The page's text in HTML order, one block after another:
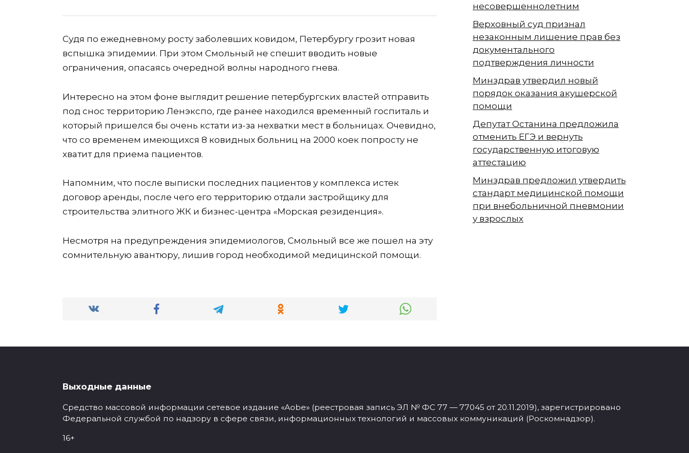
Судя по ежедневному росту заболевших ковидом, Петербургу грозит новая
вспышка эпидемии. При этом Смольный не спешит вводить новые
ограничения, опасаясь очередной волны народного гнева.
Интересно на этом фоне выглядит решение петербургских властей отправить
под снос территорию Ленэкспо, где ранее находился временный госпиталь и
который пришелся бы очень кстати из-за нехватки мест в больницах. Очевидно,
что со временем имеющихся 8 ковидных больниц на 2000 коек попросту не
хватит для приема пациентов.
Напомним, что после выписки последних пациентов у комплекса истек
договор аренды, после чего его территорию отдали застройщику для
строительства элитного ЖК и бизнес-центра «Морская резиденция».
Несмотря на предупреждения эпидемиологов, Смольный все же пошел на эту
сомнительную авантюру, лишив город необходимой медицинской помощи.
несовершеннолетним
Верховный суд признал
незаконным лишение прав без
документального
подтверждения личности
Минздрав утвердил новый
порядок оказания акушерской
помощи
Депутат Останина предложила
отменить ЕГЭ и вернуть
государственную итоговую
аттестацию
Минздрав предложил утвердить
стандарт медицинской помощи
при внебольничной пневмонии
у взрослых
Выходные данные
Средство массовой информации сетевое издание «Aobe» (реестровая запись ЭЛ № ФС 77 — 77045 от 20.11.2019), зарегистрировано
Федеральной службой по надзору в сфере связи, информационных технологий и массовых коммуникаций (Роскомнадзор).
16+